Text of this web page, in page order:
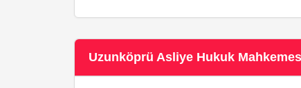
Uzunköprü Asliye Hukuk